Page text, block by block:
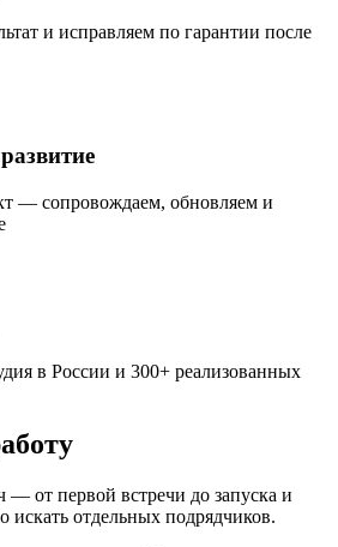
и исправляем по гарантии после
— сопровождаем, обновляем и
в России и 300+ реализованных
от первой встречи до запуска и
искать отдельных подрядчиков.